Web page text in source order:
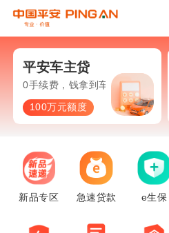
平安车主贷
0手续费，钱拿到车照开
100万元额度
新品专区 急速贷款 e生保